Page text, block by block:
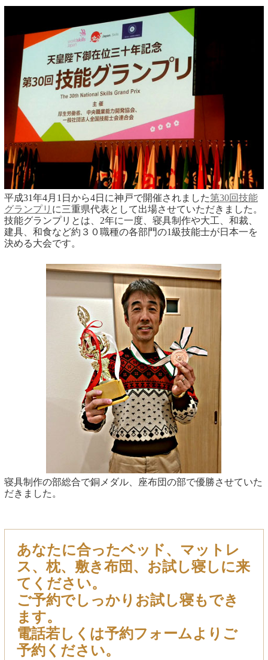
平成31年4月1日から4日に神戸で開催されました第30回技能
グランプリ に三重県代表として出場させていただきました。
技能グランプリとは、2年に一度、寝具制作や大工、和裁、
建具、和食など約３０職種の各部門の1級技能士が日本一を
決める大会です。
寝具制作の部総合で銅メダル、座布団の部で優勝させていた
だきました。
あなたに合ったベッド、マットレ
ス、枕、敷き布団、お試し寝しに来
てください。
ご予約でしっかりお試し寝もでき
ます。
電話若しくは予約フォームよりご
予約ください。